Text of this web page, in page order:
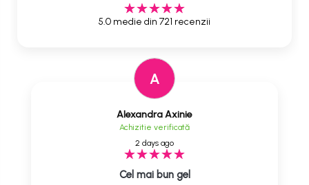
5.0 medie din 721 recenzii
A
Alexandra Axinie
Achizitie verificată
2 days ago
Cel mai bun gel